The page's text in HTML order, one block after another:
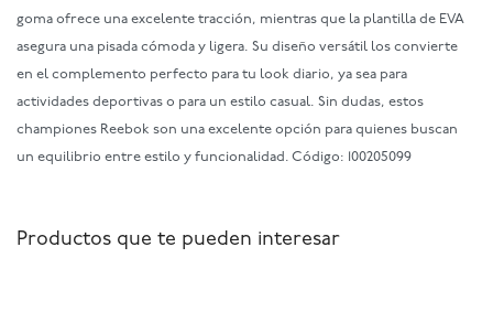
goma ofrece una excelente tracción, mientras que la plantilla de EVA
asegura una pisada cómoda y ligera. Su diseño versátil los convierte
en el complemento perfecto para tu look diario, ya sea para
actividades deportivas o para un estilo casual. Sin dudas, estos
championes Reebok son una excelente opción para quienes buscan
un equilibrio entre estilo y funcionalidad. Código: 100205099
Productos que te pueden interesar